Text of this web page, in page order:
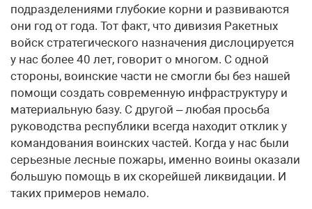
подразделениями глубокие корни и развиваются
они год от года. Тот факт, что дивизия Ракетных
войск стратегического назначения дислоцируется
у нас более 40 лет, говорит о многом. С одной
стороны, воинские части не смогли бы без нашей
помощи создать современную инфраструктуру и
материальную базу. С другой – любая просьба
руководства республики всегда находит отклик у
командования воинских частей. Когда у нас были
серьезные лесные пожары, именно воины оказали
большую помощь в их скорейшей ликвидации. И
таких примеров немало.